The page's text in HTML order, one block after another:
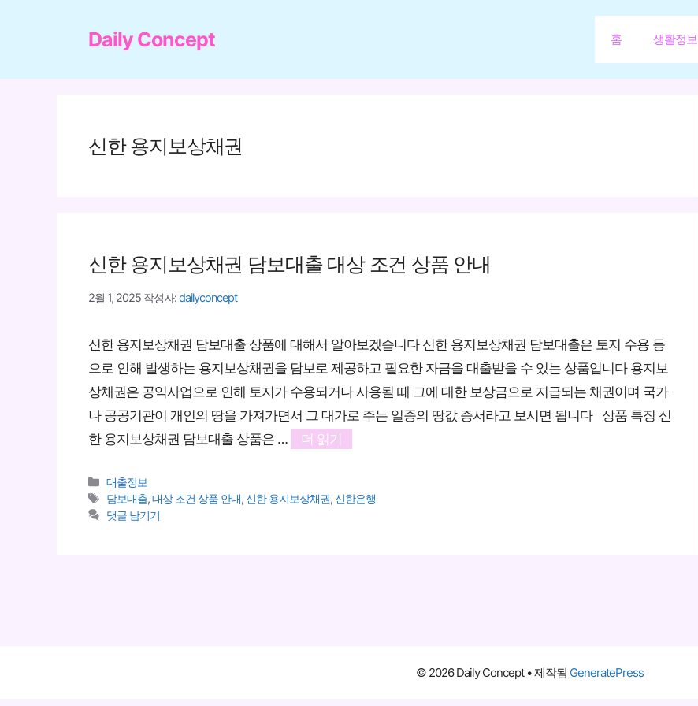
로
Daily Concept 홈 생활정보
신한 용지보상채권
신한 용지보상채권 담보대출 대상 조건 상품 안내
2월 1, 2025 작성자:dailyconcept
신한 용지보상채권 담보대출 상품에 대해서 알아보겠습니다 신한 용지보상채권 담보대출은 토지 수용 등
으로 인해 발생하는 용지보상채권을 담보로 제공하고 필요한 자금을 대출받을 수 있는 상품입니다 용지보
상채권은 공익사업으로 인해 토지가 수용되거나 사용될 때 그에 대한 보상금으로 지급되는 채권이며 국가
나 공공기관이 개인의 땅을 가져가면서 그 대가로 주는 일종의 땅값 증서라고 보시면 됩니다 상품 특징 신
한 용지보상채권 담보대출 상품은 …
더 읽기
카
테
고
대출정보
태
그
담보대출,대상 조건 상품 안내, 신한 용지보상채권, 신한은행
댓글 남기기
© 2026 Daily Concept• 제작됨 GeneratePress